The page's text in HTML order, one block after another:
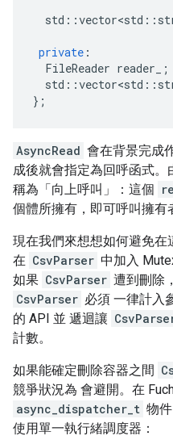
std ::vector<std ::
private :
FileReader reader_
;
std ::vector<std ::
};
AsyncRead 會在背景完成
成後就會指定為回呼函式。
稱為「向上呼叫」：這個
個體所擁有，即可呼叫擁有
現在我們來想想如何避免在
在 CsvParser 中加入
如果 CsvParser 遭到刪除
CsvParser 必須 一律計入
的 API 並 遞迴讓
計數。
如果能確定刪除容器之間
競爭狀況為 會避開。在
async_dispatcher_t 物
使用單一執行緒調度器：